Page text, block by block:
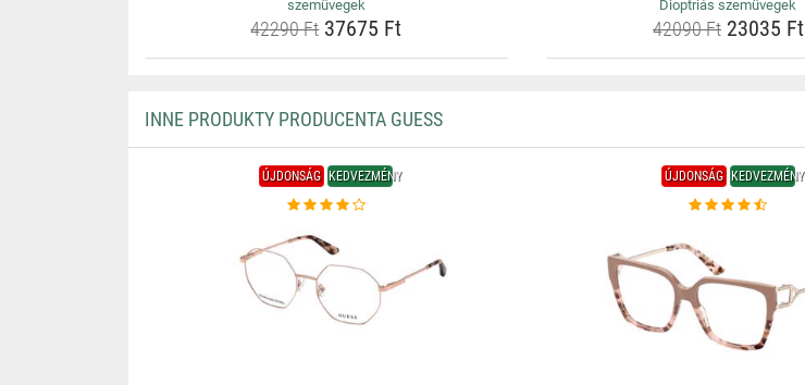
szemüvegek
42290 Ft37675 Ft
Dioptriás szemüvegek
42090 Ft23035 Ft
INNE PRODUKTY PRODUCENTA GUESS
ÚJDONSÁG KEDVEZMÉNY ÚJDONSÁG KEDVEZMÉNY